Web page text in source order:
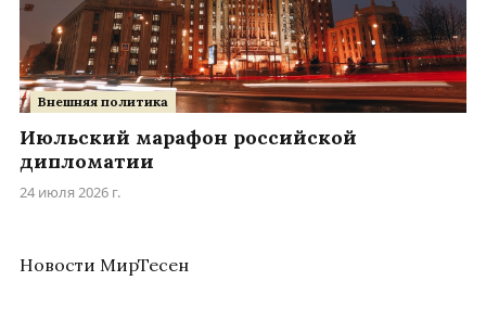
Внешняя политика
Июльский марафон российской
дипломатии
24 июля 2026 г.
Новости МирТесен